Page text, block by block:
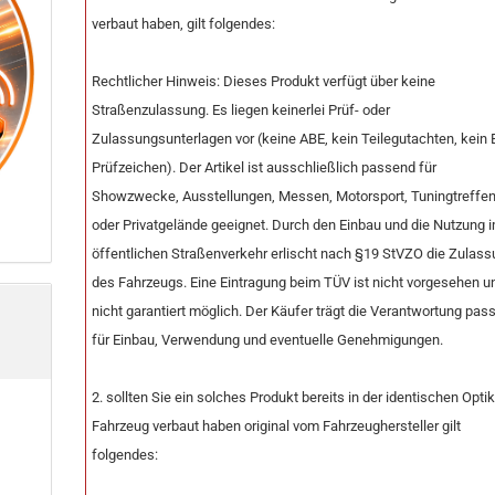
verbaut haben, gilt folgendes:
Rechtlicher Hinweis: Dieses Produkt verfügt über keine
Straßenzulassung. Es liegen keinerlei Prüf- oder
Zulassungsunterlagen vor (keine ABE, kein Teilegutachten, kein
Prüfzeichen). Der Artikel ist ausschließlich passend für
Showzwecke, Ausstellungen, Messen, Motorsport,
oder Privatgelände geeignet. Durch den Einbau und die Nutzung
öffentlichen Straßenverkehr erlischt nach §19 StVZO die
des Fahrzeugs. Eine Eintragung beim TÜV ist nicht vorgesehen
nicht garantiert möglich. Der Käufer trägt die Verantwortung
für Einbau, Verwendung und eventuelle Genehmigungen.
2. sollten Sie ein solches Produkt bereits in der identischen
Fahrzeug verbaut haben original vom Fahrzeughersteller gilt
folgendes: